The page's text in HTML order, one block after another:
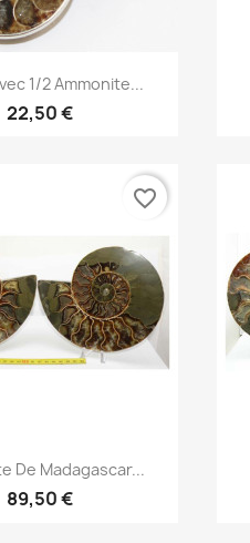
rapide
1/2 Ammonite...
22,50 €
rapide
De Madagascar...
89,50 €
favorite_border